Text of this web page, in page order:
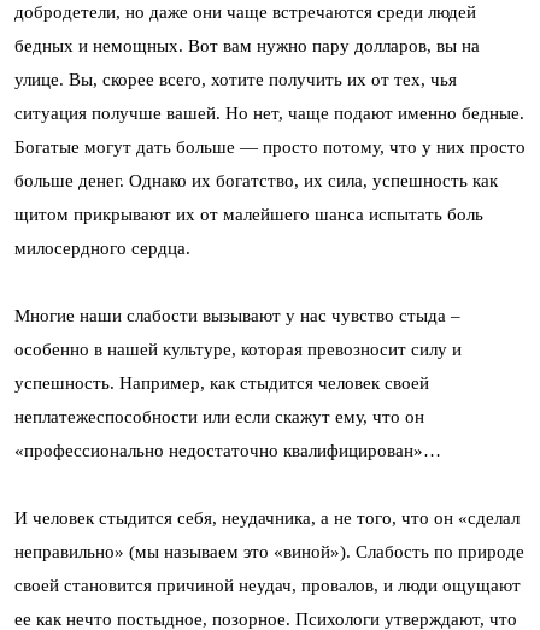
добродетели, но даже они чаще встречаются среди людей
бедных и немощных. Вот вам нужно пару долларов, вы на
улице. Вы, скорее всего, хотите получить их от тех, чья
ситуация получше вашей. Но нет, чаще подают именно бедные.
Богатые могут дать больше — просто потому, что у них просто
больше денег. Однако их богатство, их сила, успешность как
щитом прикрывают их от малейшего шанса испытать боль
милосердного сердца.
Многие наши слабости вызывают у нас чувство стыда –
особенно в нашей культуре, которая превозносит силу и
успешность. Например, как стыдится человек своей
неплатежеспособности или если скажут ему, что он
«профессионально недостаточно квалифицирован»…
И человек стыдится себя, неудачника, а не того, что он «сделал
неправильно» (мы называем это «виной»). Слабость по природе
своей становится причиной неудач, провалов, и люди ощущают
ее как нечто постыдное, позорное. Психологи утверждают, что